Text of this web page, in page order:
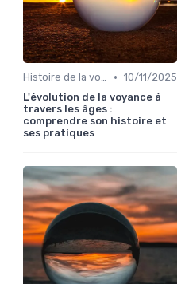
Histoire de la voyance • 10/11/2025
L'évolution de la voyance à
travers les âges :
comprendre son histoire et
ses pratiques